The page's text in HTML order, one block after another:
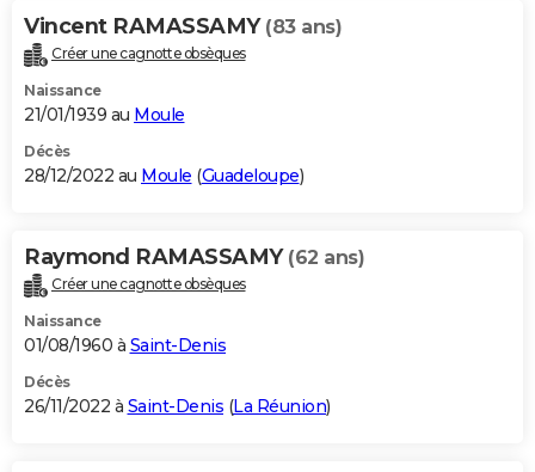
Vincent RAMASSAMY (83 ans)
Créer une cagnotte obsèques
Naissance
21/01/1939 au Moule
Décès
28/12/2022 au Moule (Guadeloupe)
Raymond RAMASSAMY (62 ans)
Créer une cagnotte obsèques
Naissance
01/08/1960 à Saint-Denis
Décès
26/11/2022 à Saint-Denis (La Réunion)